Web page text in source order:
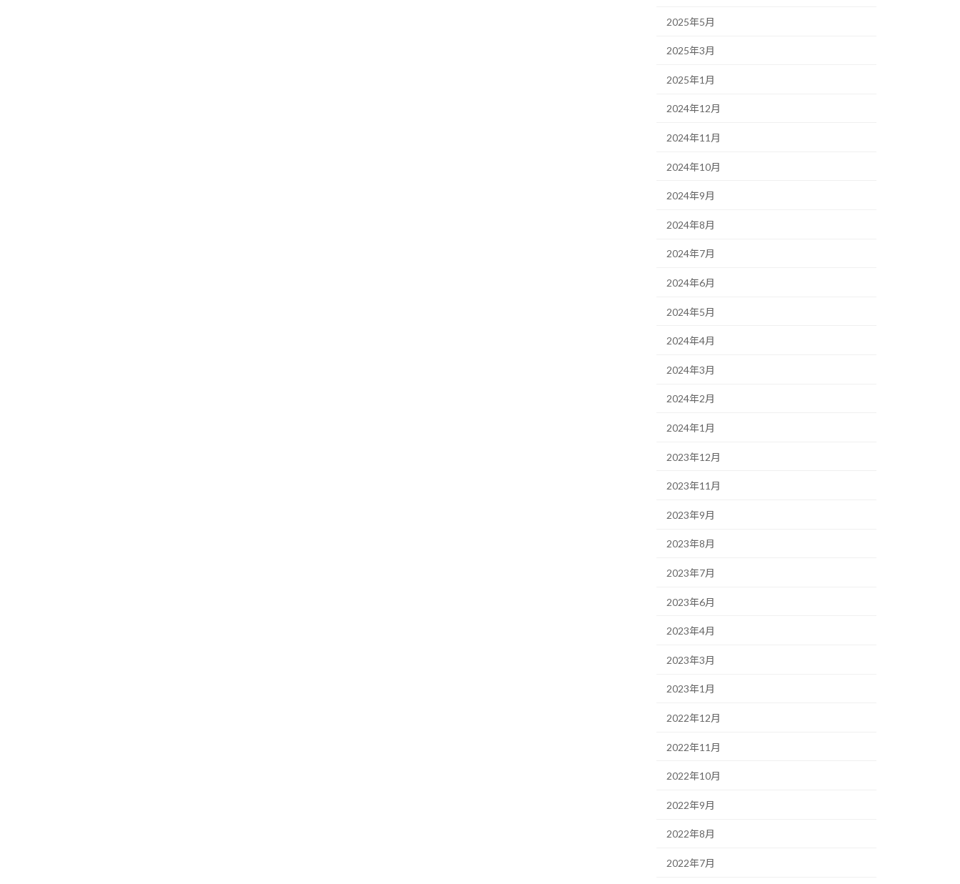
2025年5月
2025年3月
2025年1月
2024年12月
2024年11月
2024年10月
2024年9月
2024年8月
2024年7月
2024年6月
2024年5月
2024年4月
2024年3月
2024年2月
2024年1月
2023年12月
2023年11月
2023年9月
2023年8月
2023年7月
2023年6月
2023年4月
2023年3月
2023年1月
2022年12月
2022年11月
2022年10月
2022年9月
2022年8月
2022年7月